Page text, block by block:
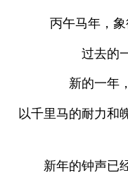
丙午马年，象
过去的
新的一年
以千里马的耐力和
新年的钟声已